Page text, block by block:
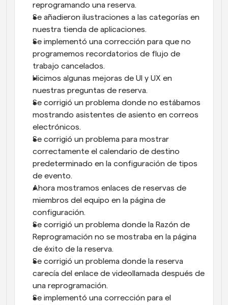
reprogramando una reserva.
Se añadieron ilustraciones a las categorías en
nuestra tienda de aplicaciones.
Se implementó una corrección para que no
programemos recordatorios de flujo de
trabajo cancelados.
Hicimos algunas mejoras de UI y UX en
nuestras preguntas de reserva.
Se corrigió un problema donde no estábamos
mostrando asistentes de asiento en correos
electrónicos.
Se corrigió un problema para mostrar
correctamente el calendario de destino
predeterminado en la configuración de tipos
de evento.
Ahora mostramos enlaces de reservas de
miembros del equipo en la página de
configuración.
Se corrigió un problema donde la Razón de
Reprogramación no se mostraba en la página
de éxito de la reserva.
Se corrigió un problema donde la reserva
carecía del enlace de videollamada después de
una reprogramación.
Se implementó una corrección para el